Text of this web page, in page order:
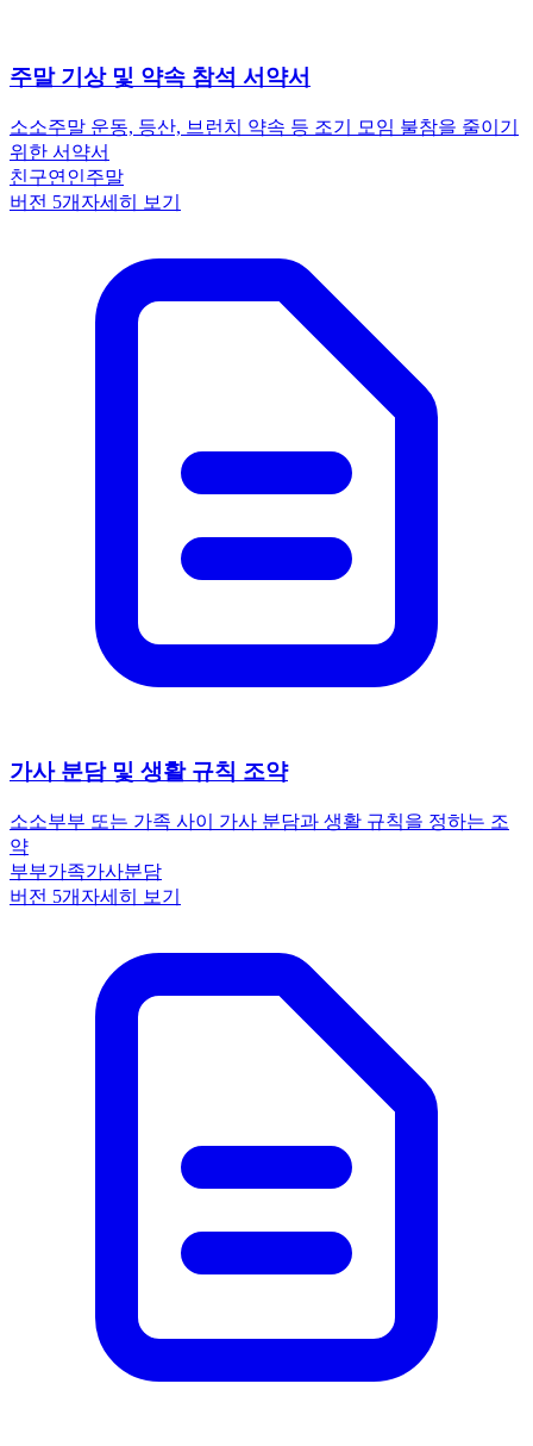
주말 기상 및 약속 참석 서약서
소소주말 운동, 등산, 브런치 약속 등 조기 모임 불참을 줄이기
위한 서약서
친구연인주말
버전 5개 자세히 보기
가사 분담 및 생활 규칙 조약
소소부부 또는 가족 사이 가사 분담과 생활 규칙을 정하는 조
약
부부가족가사분담
버전 5개 자세히 보기